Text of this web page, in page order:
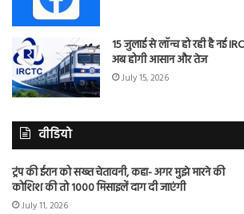
15 जुलाई से लॉन्च हो रही है नई
अब होगी आसान और तेज
July 15, 2026
वीडियो
ट्रंप की ईरान को सख्त चेतावनी, कहा- अगर मुझे मारने की
कोशिश की तो 1000 मिसाइलें दाग दी जाएंगी
July 11, 2026